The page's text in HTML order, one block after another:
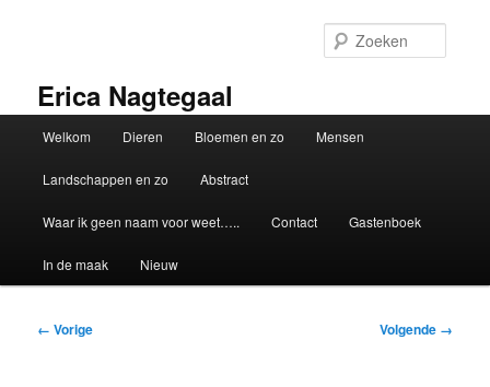
inhoudErica Nagtegaal
Welkom Dieren Bloemen en zo Mensen
Landschappen en zo Abstract
Waar ik geen naam voor weet….. Contact Gastenboek
In de maak Nieuw
Afbeeldingsnavigatie
← Vorige Volgende →